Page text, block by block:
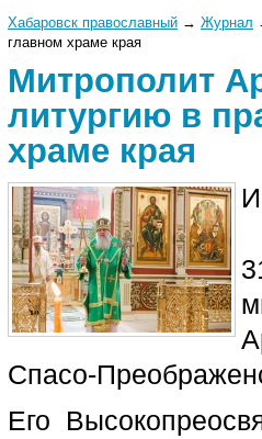
Хабаровск православный → Журнал
главном храме края
Митрополит
литургию в
храме края
Спасо-
Его